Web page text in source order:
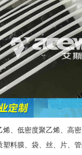
烯、低密度聚乙烯、高
塑料膜、袋、丝、片、